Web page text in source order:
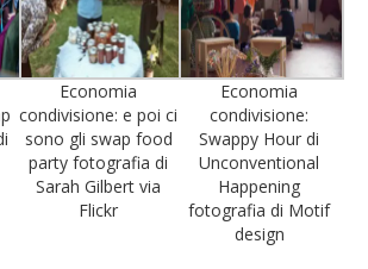
Economia
condivisione: e poi ci
sono gli swap food
party fotografia di
Sarah Gilbert via
Flickr
Economia
condivisione:
Swappy Hour di
Unconventional
Happening
fotografia di Motif
design